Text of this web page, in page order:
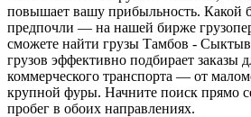
повышает вашу прибыльность. Какой
предпочли — на нашей бирже
сможете найти грузы Тамбов -
грузов эффективно подбирает заказы
коммерческого транспорта — от
крупной фуры. Начните поиск прямо
пробег в обоих направлениях.